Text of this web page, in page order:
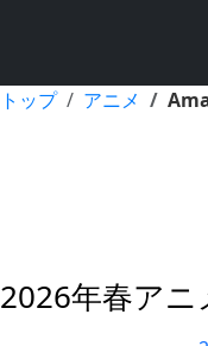
トップ アニメ
2026年春ア